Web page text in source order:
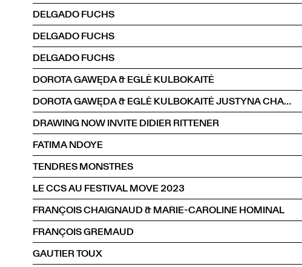
DELGADO FUCHS
DELGADO FUCHS
DELGADO FUCHS
DOROTA GAWĘDA & EGLĖ KULBOKAITĖ
DOROTA GAWĘDA & EGLĖ KULBOKAITĖ JUSTYNA CHABEREK ET OSKAR PAWEŁKO
DRAWING NOW INVITE DIDIER RITTENER
FATIMA NDOYE
TENDRES MONSTRES
LE CCS AU FESTIVAL MOVE 2023
FRANÇOIS CHAIGNAUD & MARIE-CAROLINE HOMINAL
FRANÇOIS GREMAUD
GAUTIER TOUX